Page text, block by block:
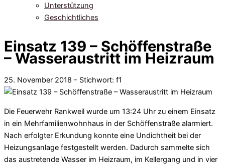
Unterstützung
Geschichtliches
Einsatz 139 – Schöffenstraße
– Wasseraustritt im Heizraum
25. November 2018 - Stichwort: f1
Die Feuerwehr Rankweil wurde um 13:24 Uhr zu einem Einsatz
in ein Mehrfamilienwohnhaus in der Schöffenstraße alarmiert.
Nach erfolgter Erkundung konnte eine Undichtheit bei der
Heizungsanlage festgestellt werden. Dadurch sammelte sich
das austretende Wasser im Heizraum, im Kellergang und in vier